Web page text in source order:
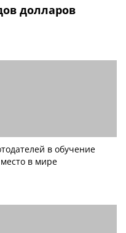
долларов
в обучение
в мире